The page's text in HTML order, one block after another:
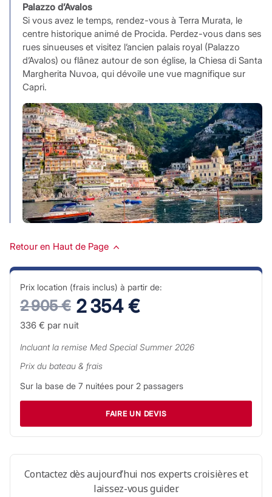
Palazzo d’Avalos
Si vous avez le temps, rendez-vous à Terra Murata, le
centre historique animé de Procida. Perdez-vous dans ses
rues sinueuses et visitez l’ancien palais royal (Palazzo
d’Avalos) ou flânez autour de son église, la Chiesa di Santa
Margherita Nuvoa, qui dévoile une vue magnifique sur
Capri.
Retour en Haut de Page
Prix location (frais inclus) à partir de:
2 905 € 2 354 €
336 € par nuit
Incluant la remise Med Special Summer 2026
Prix du bateau & frais
Sur la base de 7 nuitées pour 2passagers
FAIRE UN DEVIS
Contactez dès aujourd’hui nos experts croisières et
laissez-vous guider.